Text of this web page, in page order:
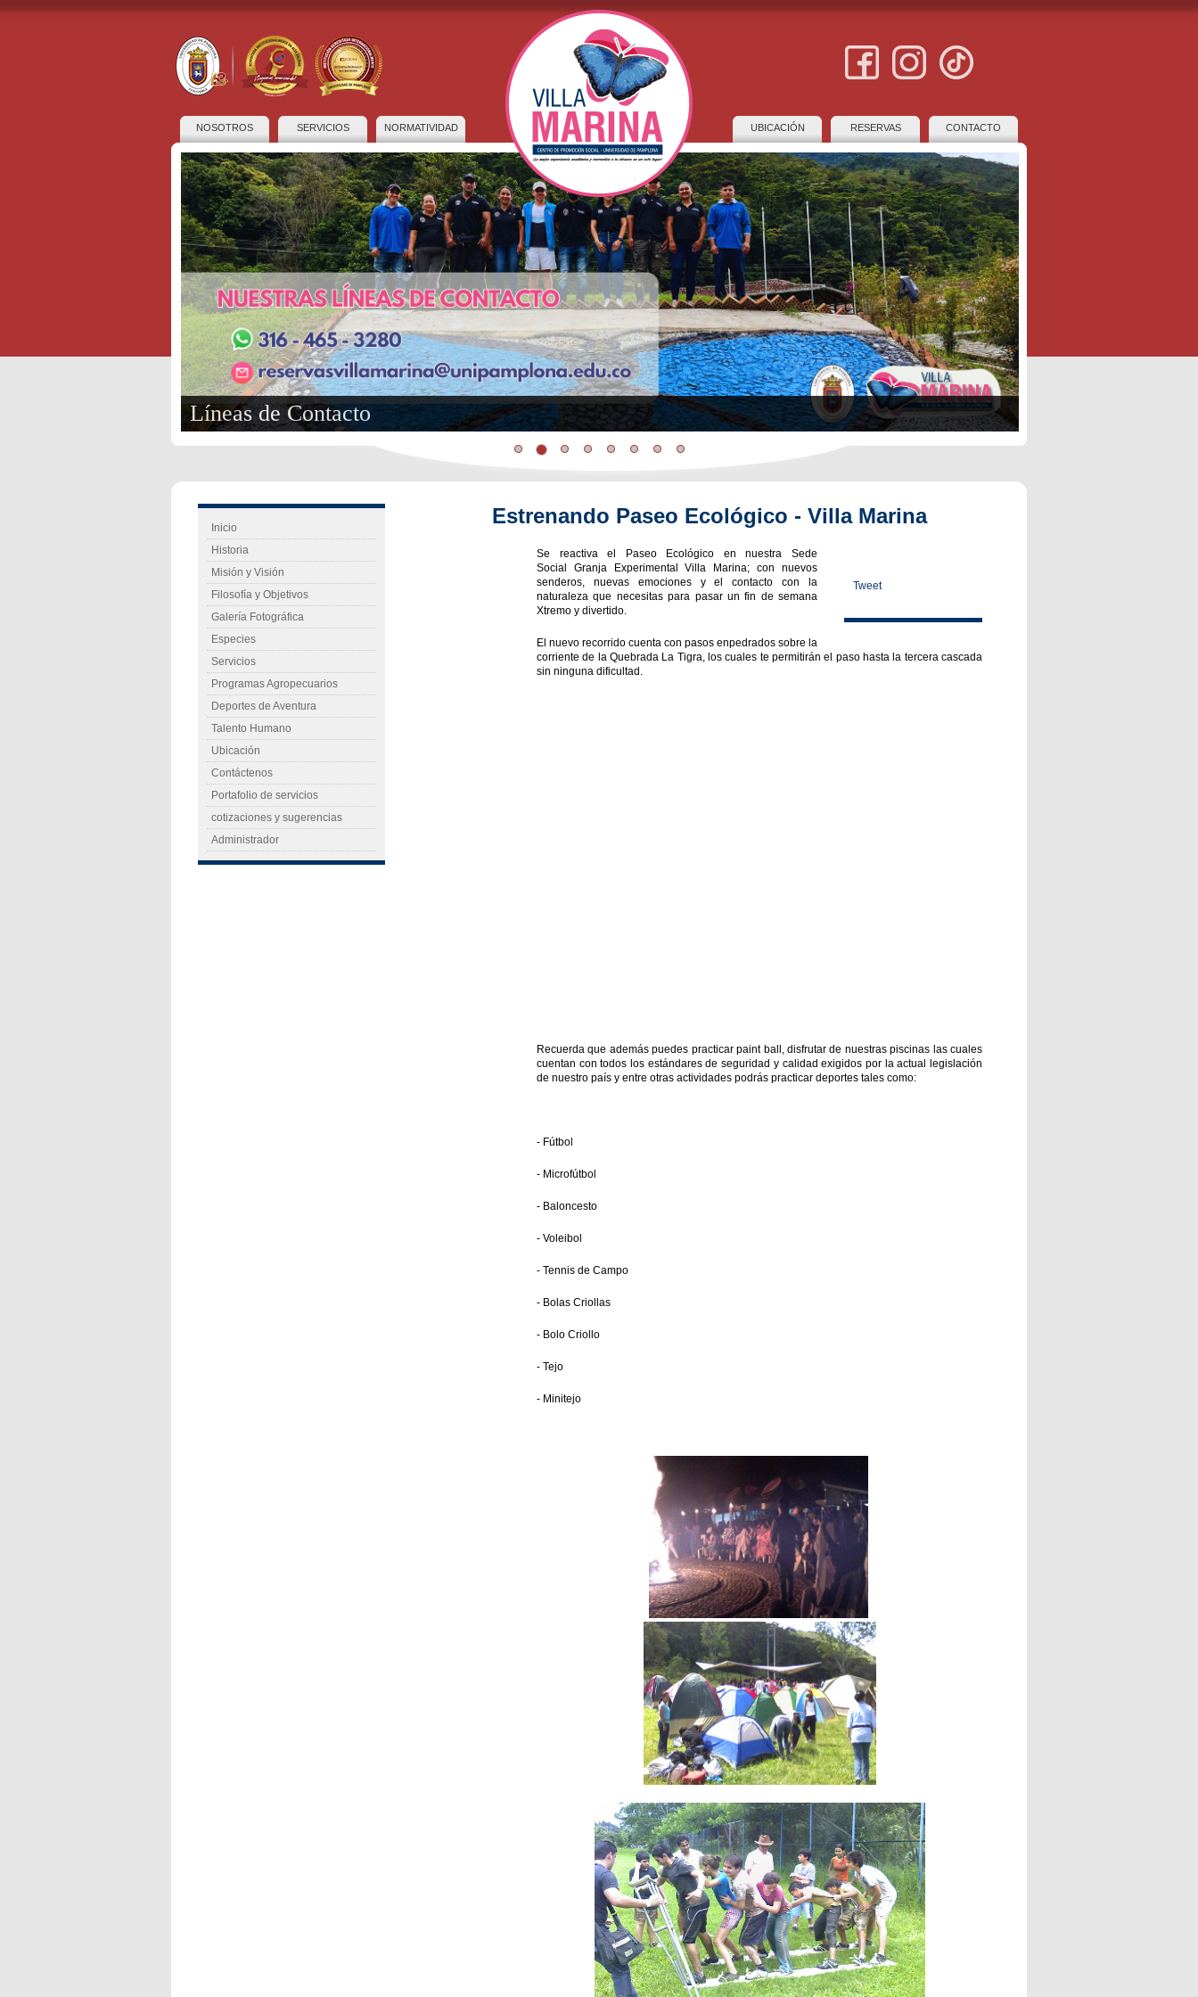
NOSOTROS SERVICIOS NORMATIVIDAD UBICACIÓN RESERVAS CONTACTO
Líneas de Contacto
Inicio
Historia
Misión y Visión
Filosofía y Objetivos
Galería Fotográfica
Especies
Servicios
Programas Agropecuarios
Deportes de Aventura
Talento Humano
Ubicación
Contáctenos
Portafolio de servicios
cotizaciones y sugerencias
Administrador
Estrenando Paseo Ecológico - Villa Marina
Tweet
Se reactiva el Paseo Ecológico en nuestra Sede
Social Granja Experimental Villa Marina; con nuevos
senderos, nuevas emociones y el contacto con la
naturaleza que necesitas para pasar un fin de semana
Xtremo y divertido.
El nuevo recorrido cuenta con pasos enpedrados sobre la
corriente de la Quebrada La Tigra, los cuales te permitirán el paso hasta la tercera cascada
sin ninguna dificultad.
Recuerda que además puedes practicar paint ball, disfrutar de nuestras piscinas las cuales
cuentan con todos los estándares de seguridad y calidad exigidos por la actual legislación
de nuestro país y entre otras actividades podrás practicar deportes tales como:
- Fútbol
- Microfútbol
- Baloncesto
- Voleibol
- Tennis de Campo
- Bolas Criollas
- Bolo Criollo
- Tejo
- Minitejo